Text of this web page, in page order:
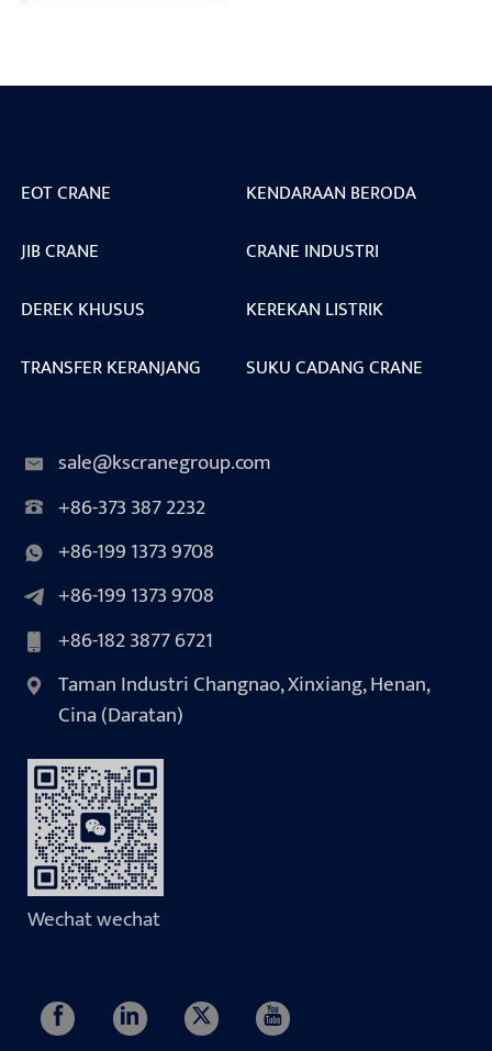
EOT CRANE
KENDARAAN BERODA
JIB CRANE
CRANE INDUSTRI
DEREK KHUSUS
KEREKAN LISTRIK
TRANSFER KERANJANG
SUKU CADANG CRANE
sale@kscranegroup.com
+86-373 387 2232
+86-199 1373 9708
+86-199 1373 9708
+86-182 3877 6721
Taman Industri Changnao, Xinxiang, Henan,
Cina (Daratan)
Wechat wechat